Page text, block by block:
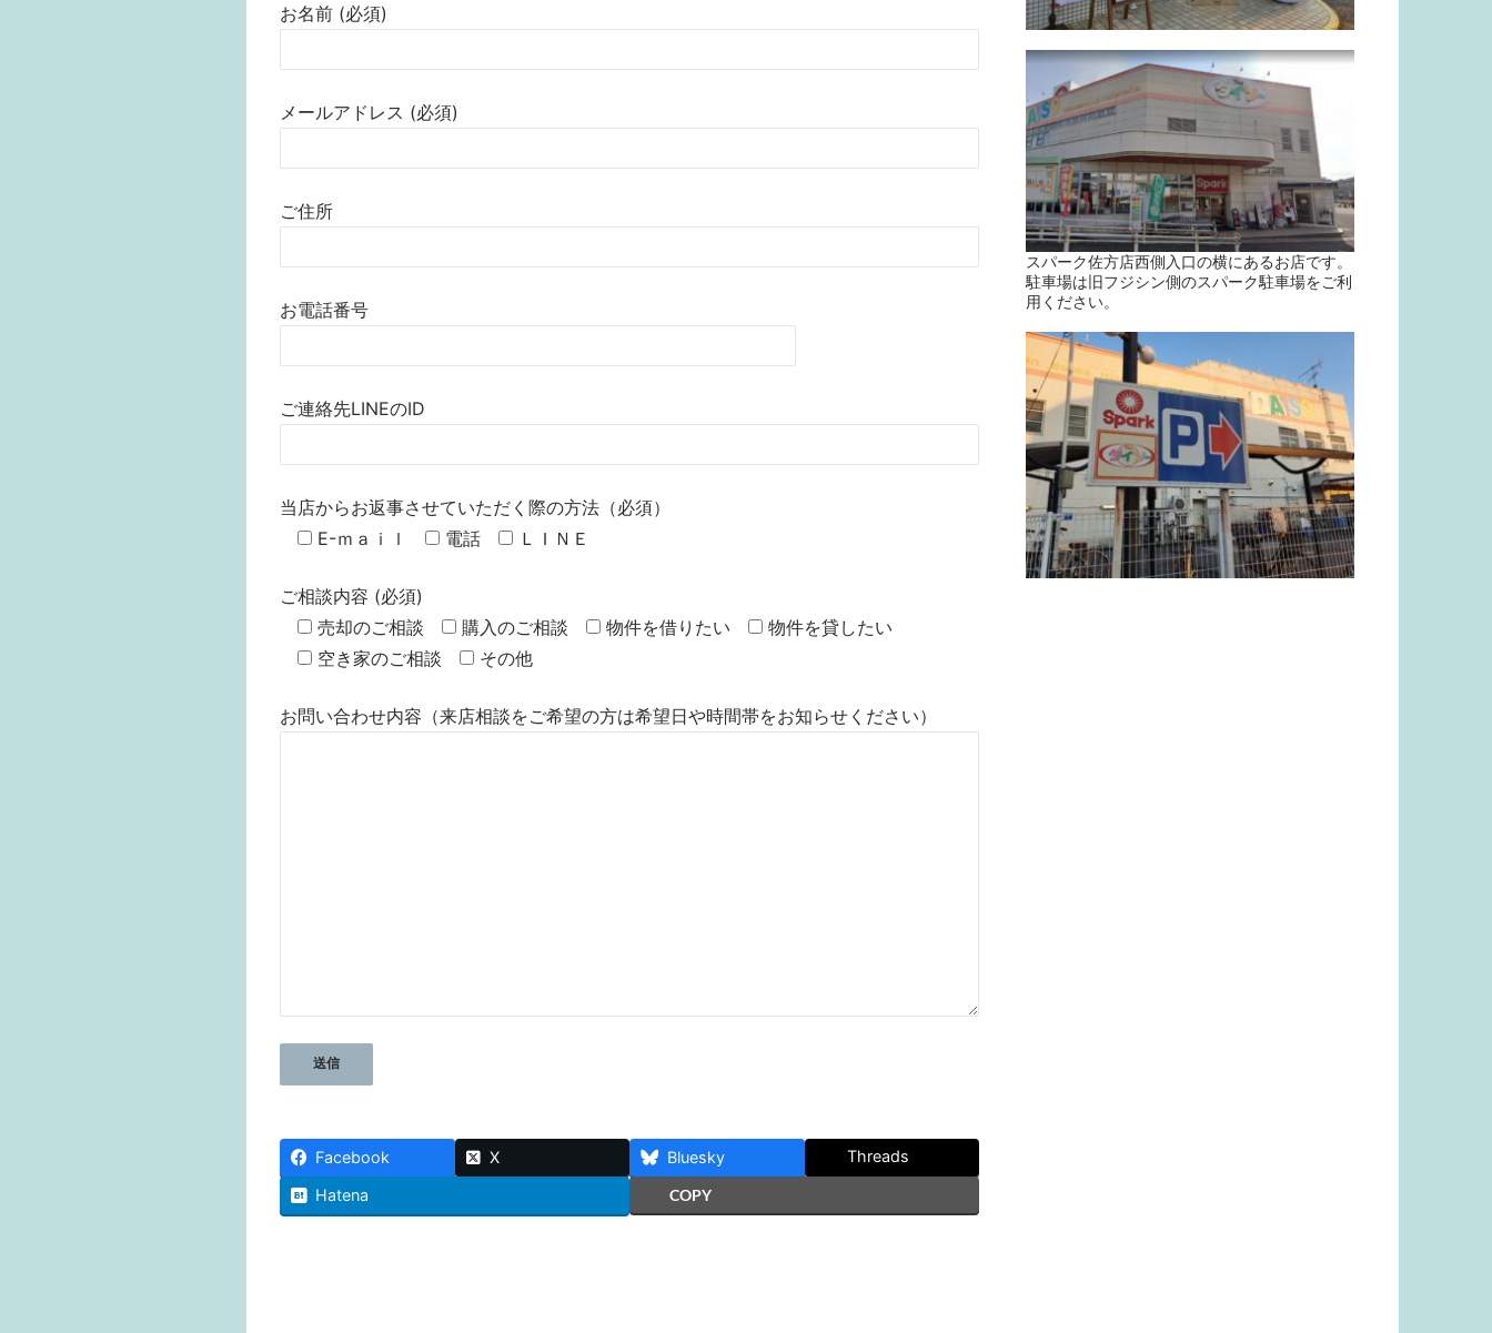
お名前 (必須)
メールアドレス (必須)
ご住所
お電話番号
ご連絡先LINEのID
当店からお返事させていただく際の方法（必須）
E-ｍａｉｌ
電話 ＬＩＮＥ
ご相談内容 (必須)
売却のご相談
購入のご相談 物件を借りたい
物件を貸したい
空き家のご相談
その他
お問い合わせ内容（来店相談をご希望の方は希望日や時間帯をお知らせください）
Facebook X Bluesky Threads
Hatena COPY
スパーク佐方店西側入口の横にあるお店です。
駐車場は旧フジシン側のスパーク駐車場をご利
用ください。